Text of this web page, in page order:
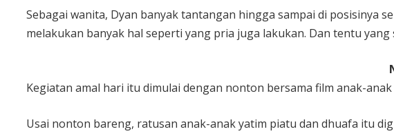
Sebagai wanita, Dyan banyak tantangan hingga sampai di posisinya
melakukan banyak hal seperti yang pria juga lakukan. Dan tentu yang
Kegiatan amal hari itu dimulai dengan nonton bersama film anak-
Usai nonton bareng, ratusan anak-anak yatim piatu dan dhuafa itu